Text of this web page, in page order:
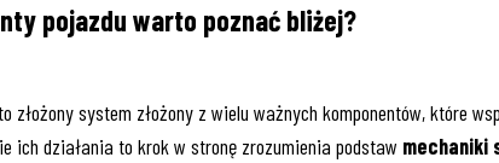
pojazdu warto poznać bliżej?
złożony system złożony z wielu ważnych komponentów, które
ich działania to krok w stronę zrozumienia podstaw mechaniki